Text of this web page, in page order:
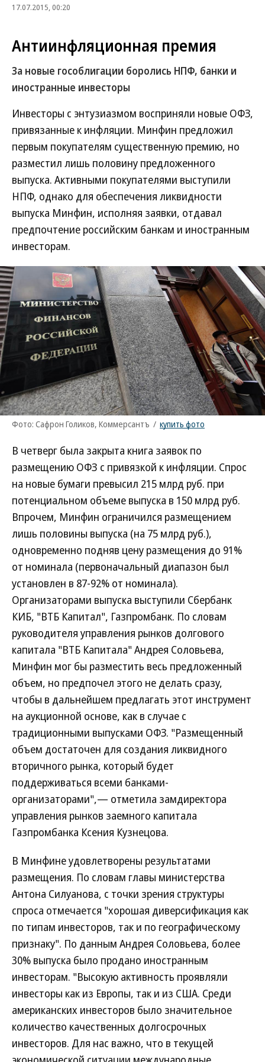
17.07.2015, 00:20
Антиинфляционная премия
За новые гособлигации боролись НПФ, банки и
иностранные инвесторы
Инвесторы с энтузиазмом восприняли новые ОФЗ,
привязанные к инфляции. Минфин предложил
первым покупателям существенную премию, но
разместил лишь половину предложенного
выпуска. Активными покупателями выступили
НПФ, однако для обеспечения ликвидности
выпуска Минфин, исполняя заявки, отдавал
предпочтение российским банкам и иностранным
инвесторам.
Фото: Сафрон Голиков, Коммерсантъ / купить фото
В четверг была закрыта книга заявок по
размещению ОФЗ с привязкой к инфляции. Спрос
на новые бумаги превысил 215 млрд руб. при
потенциальном объеме выпуска в 150 млрд руб.
Впрочем, Минфин ограничился размещением
лишь половины выпуска (на 75 млрд руб.),
одновременно подняв цену размещения до 91%
от номинала (первоначальный диапазон был
установлен в 87-92% от номинала).
Организаторами выпуска выступили Сбербанк
КИБ, "ВТБ Капитал", Газпромбанк. По словам
руководителя управления рынков долгового
капитала "ВТБ Капитала" Андрея Соловьева,
Минфин мог бы разместить весь предложенный
объем, но предпочел этого не делать сразу,
чтобы в дальнейшем предлагать этот инструмент
на аукционной основе, как в случае с
традиционными выпусками ОФЗ. "Размещенный
объем достаточен для создания ликвидного
вторичного рынка, который будет
поддерживаться всеми банками-
организаторами",— отметила замдиректора
управления рынков заемного капитала
Газпромбанка Ксения Кузнецова.
В Минфине удовлетворены результатами
размещения. По словам главы министерства
Антона Силуанова, с точки зрения структуры
спроса отмечается "хорошая диверсификация как
по типам инвесторов, так и по географическому
признаку". По данным Андрея Соловьева, более
30% выпуска было продано иностранным
инвесторам. "Высокую активность проявляли
инвесторы как из Европы, так и из США. Среди
американских инвесторов было значительное
количество качественных долгосрочных
инвесторов. Для нас важно, что в текущей